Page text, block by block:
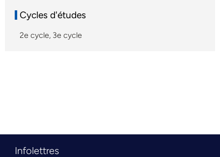
Cycles d'études
2e cycle, 3e cycle
Infolettres